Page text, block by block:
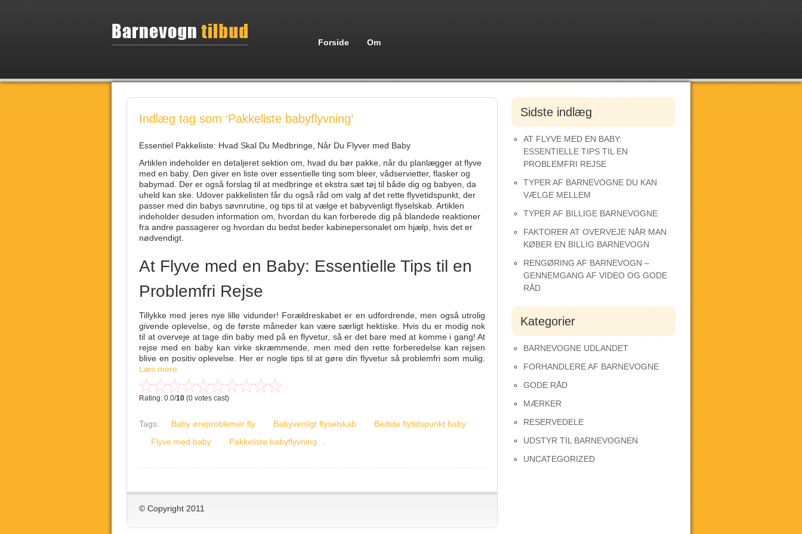
Forside Om
Indlæg tag som ‘Pakkeliste babyflyvning’
Essentiel Pakkeliste: Hvad Skal Du Medbringe, Når Du Flyver med Baby
Artiklen indeholder en detaljeret sektion om, hvad du bør pakke, når du planlægger at flyve
med en baby. Den giver en liste over essentielle ting som bleer, vådservietter, flasker og
babymad. Der er også forslag til at medbringe et ekstra sæt tøj til både dig og babyen, da
uheld kan ske. Udover pakkelisten får du også råd om valg af det rette flyvetidspunkt, der
passer med din babys søvnrutine, og tips til at vælge et babyvenligt flyselskab. Artiklen
indeholder desuden information om, hvordan du kan forberede dig på blandede reaktioner
fra andre passagerer og hvordan du bedst beder kabinepersonalet om hjælp, hvis det er
nødvendigt.
At Flyve med en Baby: Essentielle Tips til en
Problemfri Rejse
Tillykke med jeres nye lille vidunder! Forældreskabet er en udfordrende, men også utrolig
givende oplevelse, og de første måneder kan være særligt hektiske. Hvis du er modig nok
til at overveje at tage din baby med på en flyvetur, så er det bare med at komme i gang! At
rejse med en baby kan virke skræmmende, men med den rette forberedelse kan rejsen
blive en positiv oplevelse. Her er nogle tips til at gøre din flyvetur så problemfri som mulig.
Læs mere
Rating: 0.0/10 (0 votes cast)
Tags: Baby øreproblemer fly Babyvenligt flyselskab
Bedste flytidspunkt baby
Flyve med baby
Pakkeliste babyflyvning
© Copyright 2011
Sidste indlæg
AT FLYVE MED EN BABY:
ESSENTIELLE TIPS TIL EN
PROBLEMFRI REJSE
TYPER AF BARNEVOGNE DU KAN
VÆLGE MELLEM
TYPER AF BILLIGE BARNEVOGNE
FAKTORER AT OVERVEJE NÅR MAN
KØBER EN BILLIG BARNEVOGN
RENGØRING AF BARNEVOGN –
GENNEMGANG AF VIDEO OG GODE
RÅD
Kategorier
BARNEVOGNE UDLANDET
FORHANDLERE AF BARNEVOGNE
GODE RÅD
MÆRKER
RESERVEDELE
UDSTYR TIL BARNEVOGNEN
UNCATEGORIZED